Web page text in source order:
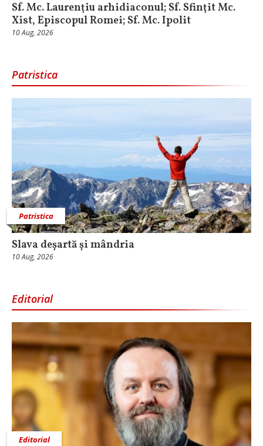
Sf. Mc. Laurenţiu arhidiaconul; Sf. Sfinţit Mc.
Xist, Episcopul Romei; Sf. Mc. Ipolit
10 Aug, 2026
Patristica
Patristica
Slava deșartă și mândria
10 Aug, 2026
Editorial
Editorial